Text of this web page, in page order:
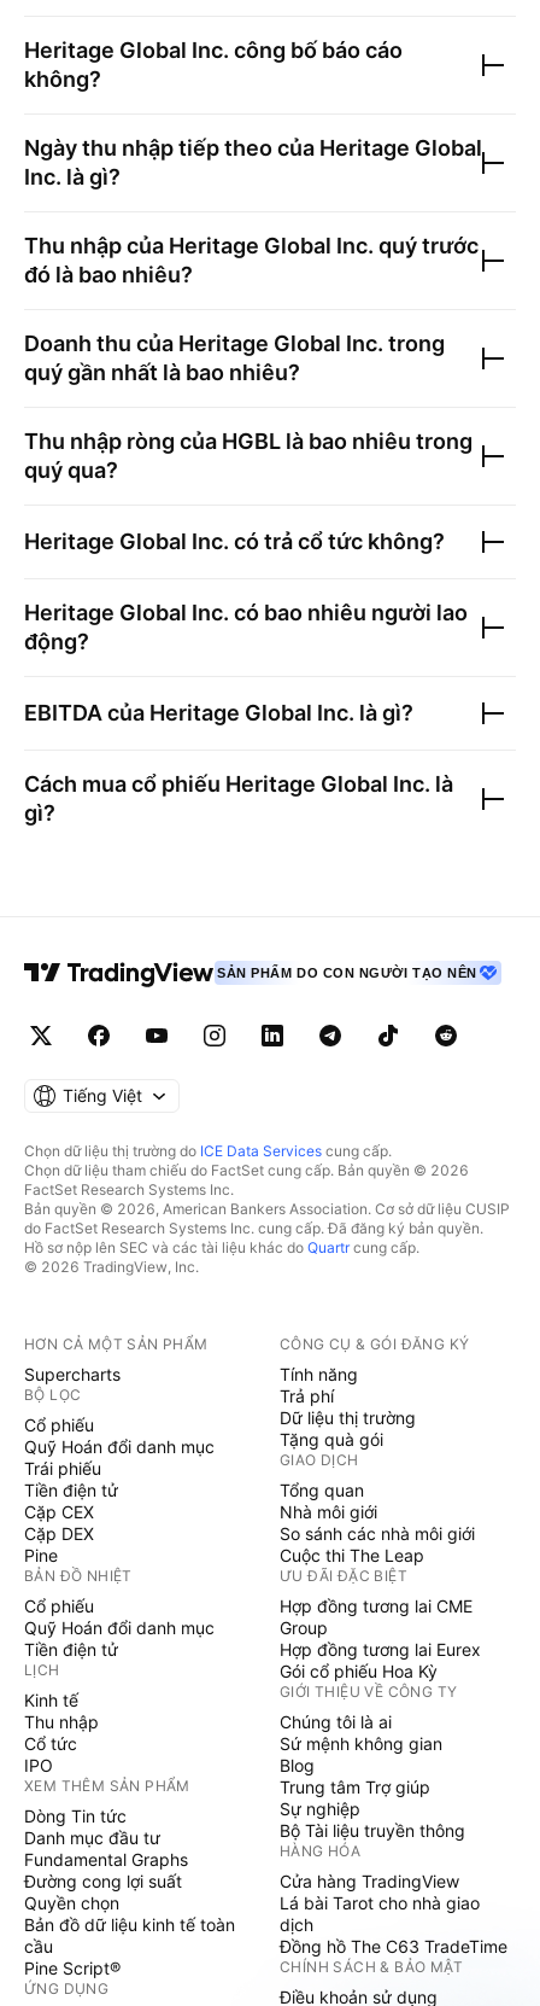
Heritage Global Inc. công bố báo cáo
không?
Ngày thu nhập tiếp theo của Heritage Global
Inc. là gì?
Thu nhập của Heritage Global Inc. quý trước
đó là bao nhiêu?
Doanh thu của Heritage Global Inc. trong
quý gần nhất là bao nhiêu?
Thu nhập ròng của HGBL là bao nhiêu trong
quý qua?
Heritage Global Inc. có trả cổ tức không?
Heritage Global Inc. có bao nhiêu người lao
động?
EBITDA của Heritage Global Inc. là gì?
Cách mua cổ phiếu Heritage Global Inc. là
gì?
SẢN PHẨM DO CON NGƯỜI TẠO NÊN
Tiếng Việt
Chọn dữ liệu thị trường do ICE Data Services cung cấp.
Chọn dữ liệu tham chiếu do FactSet cung cấp. Bản quyền © 2026
FactSet Research Systems Inc.
Bản quyền © 2026, American Bankers Association. Cơ sở dữ liệu CUSIP
do FactSet Research Systems Inc. cung cấp. Đã đăng ký bản quyền.
Hồ sơ nộp lên SEC và các tài liệu khác do Quartrcung cấp.
© 2026 TradingView, Inc.
HƠN CẢ MỘT SẢN PHẨM
Supercharts
BỘ LỌC
Cổ phiếu
Quỹ Hoán đổi danh mục
Trái phiếu
Tiền điện tử
Cặp CEX
Cặp DEX
Pine
BẢN ĐỒ NHIỆT
Cổ phiếu
Quỹ Hoán đổi danh mục
Tiền điện tử
LỊCH
Kinh tế
Thu nhập
Cổ tức
IPO
XEM THÊM SẢN PHẨM
Dòng Tin tức
Danh mục đầu tư
Fundamental Graphs
Đường cong lợi suất
Quyền chọn
Bản đồ dữ liệu kinh tế toàn
cầu
Pine Script®
ỨNG DỤNG
CÔNG CỤ & GÓI ĐĂNG KÝ
Tính năng
Trả phí
Dữ liệu thị trường
Tặng quà gói
GIAO DỊCH
Tổng quan
Nhà môi giới
So sánh các nhà môi giới
Cuộc thi The Leap
ƯU ĐÃI ĐẶC BIỆT
Hợp đồng tương lai CME
Group
Hợp đồng tương lai Eurex
Gói cổ phiếu Hoa Kỳ
GIỚI THIỆU VỀ CÔNG TY
Chúng tôi là ai
Sứ mệnh không gian
Blog
Trung tâm Trợ giúp
Sự nghiệp
Bộ Tài liệu truyền thông
HÀNG HÓA
Cửa hàng TradingView
Lá bài Tarot cho nhà giao
dịch
Đồng hồ The C63 TradeTime
CHÍNH SÁCH & BẢO MẬT
Điều khoản sử dụng